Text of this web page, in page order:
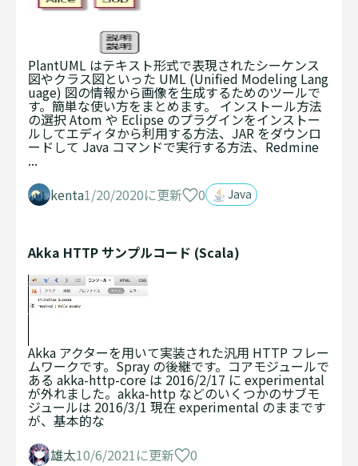
PlantUML はテキスト形式で表現されたシーケンス
図やクラス図といった UML (Unified Modeling Lang
uage) 図の情報から画像を生成するためのツールで
す。簡単な使い方をまとめます。 インストール方法
の選択 Atom や Eclipse のプラグインをインストー
ルしてエディタから利用する方法、JAR をダウンロ
ードして Java コマンドで実行する方法、Redmine
...
kenta1/20/2020に更新 0 Java
Akka HTTP サンプルコード (Scala)
Akka アクターを用いて実装された汎用 HTTP フレー
ムワークです。Spray の後継です。コアモジュールで
ある akka-http-core は 2016/2/17 に experimental
が外れました。akka-http などのいくつかのサブモ
ジュールは 2016/3/1 現在 experimental のままです
が、基本的な
雄太10/6/2021に更新 0